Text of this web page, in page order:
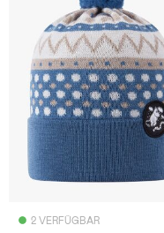
2 VERFÜGBAR